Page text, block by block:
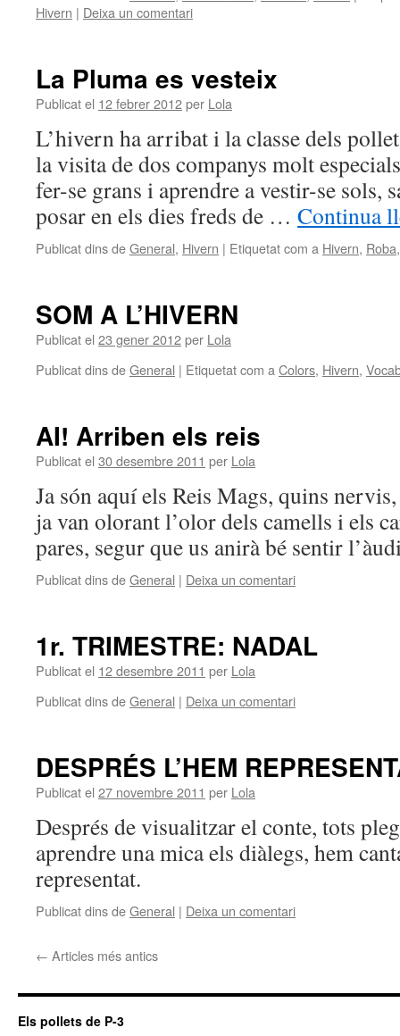
Hivern | Deixa un comentari
La Pluma es vesteix
Publicat el 12 febrer 2012per Lola
L’hivern ha arribat i la classe dels
la visita de dos companys molt
fer-se grans i aprendre a vestir-se sols,
posar en els dies freds de … Continua
Publicat dins deGeneral, Hivern | Etiquetat com a Hivern, Roba
SOM A L’HIVERN
Publicat el 23 gener 2012per Lola
Publicat dins deGeneral | Etiquetat com a Colors, Hivern,
AI! Arriben els reis
Publicat el 30 desembre 2011 per Lola
Ja són aquí els Reis Mags, quins
ja van olorant l’olor dels camells i els
pares, segur que us anirà bé sentir
Publicat dins deGeneral | Deixa un comentari
1r. TRIMESTRE: NADAL
Publicat el 12 desembre 2011 per Lola
Publicat dins deGeneral | Deixa un comentari
DESPRÉS L’HEM
Publicat el 27 novembre 2011 per Lola
Després de visualitzar el conte, tots
aprendre una mica els diàlegs, hem
representat.
Publicat dins deGeneral | Deixa un comentari
← Articles més antics
Els pollets de P-3